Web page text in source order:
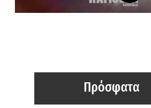
Πρόσφατα